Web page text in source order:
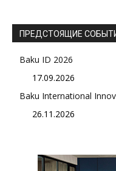
ПРЕДСТОЯЩИЕ
Baku ID 2026
17.09.2026
Baku International
26.11.2026